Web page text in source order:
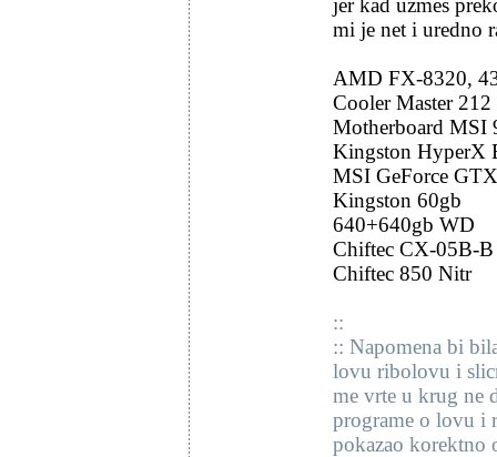
jer kad uzmes
mi je net i uredno
AMD FX-8320,
Cooler Master
Motherboard MSI
Kingston HyperX
MSI GeForce
Kingston 60gb
640+640gb WD
Chiftec CX-05B-B
Chiftec 850 Nitr
::
:: Napomena bi
lovu ribolovu i
me vrte u krug ne
programe o lovu i
pokazao korektno